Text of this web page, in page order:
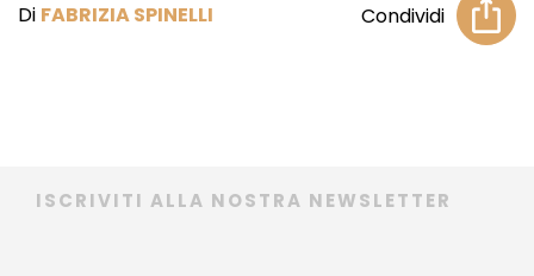
Di FABRIZIA SPINELLI Condividi
ISCRIVITI ALLA NOSTRA NEWSLETTER